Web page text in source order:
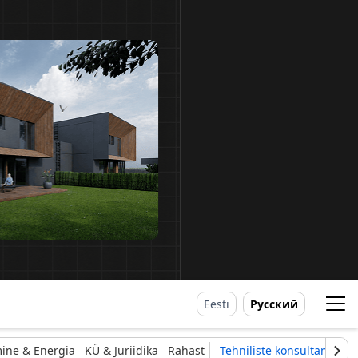
Eesti Русский
& Energia KÜ & Juriidika Rahast Tehniliste konsultantide